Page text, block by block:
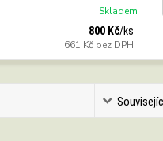
800 Kč/ks
661 Kč bez DPH
Skladem